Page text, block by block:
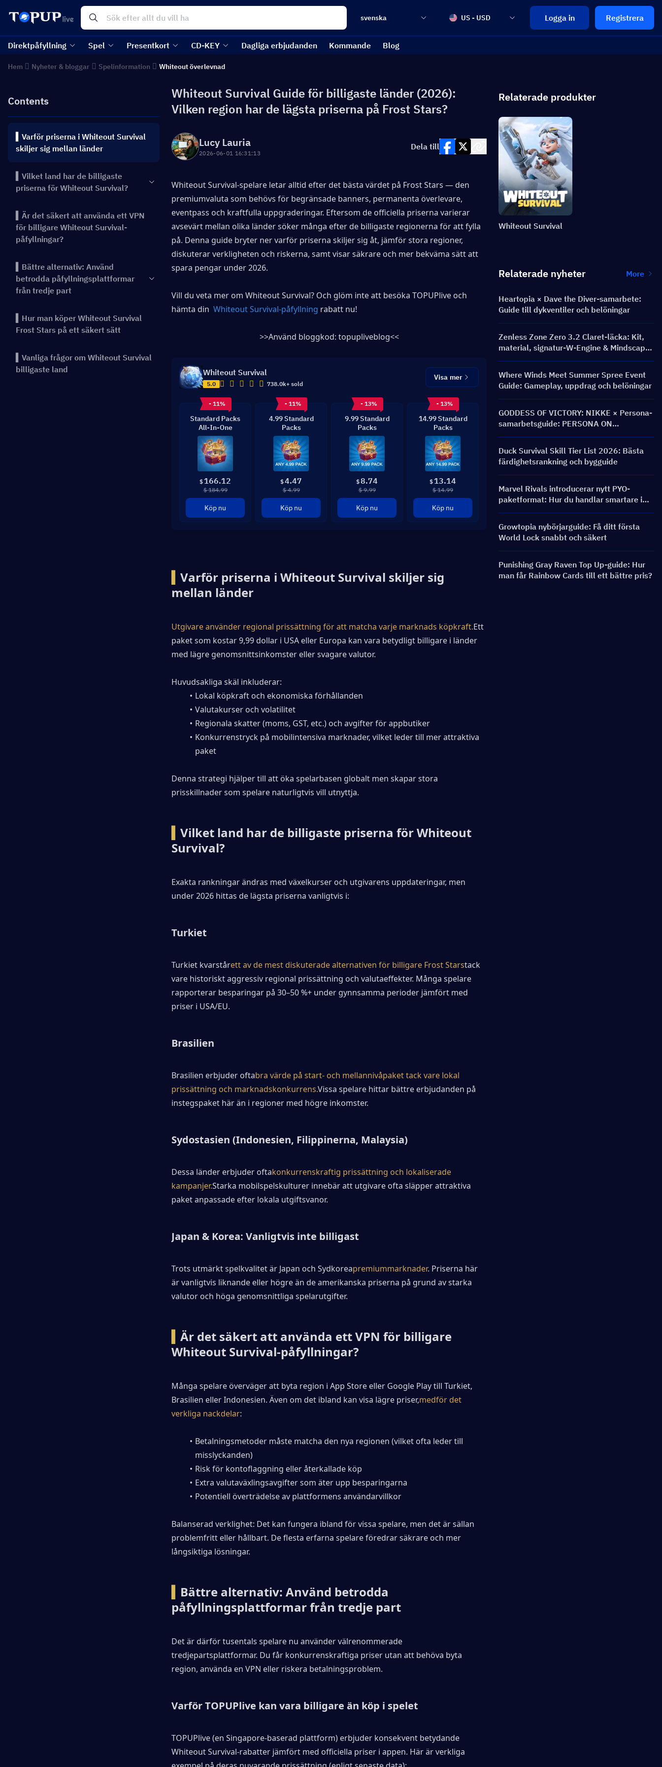
svenska US - USD Logga in Registrera
Direktpåfyllning Spel Presentkort CD-KEY Dagliga erbjudanden Kommande Blog
Hem Nyheter & bloggar Spelinformation Whiteout överlevnad
Contents
▍Varför priserna i Whiteout Survival
skiljer sig mellan länder
▍Vilket land har de billigaste
priserna för Whiteout Survival?
▍Är det säkert att använda ett VPN
för billigare Whiteout Survival-
påfyllningar?
▍Bättre alternativ: Använd
betrodda påfyllningsplattformar
från tredje part
▍Hur man köper Whiteout Survival
Frost Stars på ett säkert sätt
▍Vanliga frågor om Whiteout Survival
billigaste land
Whiteout Survival Guide för billigaste länder (2026):
Vilken region har de lägsta priserna på Frost Stars?
Lucy Lauria
2026-06-01 16:31:13
Dela till
Whiteout Survival-spelare letar alltid efter det bästa värdet på Frost Stars — den
premiumvaluta som behövs för begränsade banners, permanenta överlevare,
eventpass och kraftfulla uppgraderingar. Eftersom de officiella priserna varierar
avsevärt mellan olika länder söker många efter de billigaste regionerna för att fylla
på. Denna guide bryter ner varför priserna skiljer sig åt, jämför stora regioner,
diskuterar verkligheten och riskerna, samt visar säkrare och mer bekväma sätt att
spara pengar under 2026.
Vill du veta mer om Whiteout Survival? Och glöm inte att besöka TOPUPlive och
hämta din Whiteout Survival-påfyllning rabatt nu!
>>Använd bloggkod: topupliveblog<<
Whiteout Survival
5.0 738.0k+ sold
Visa mer
- 11%
Standard Packs
All-In-One
$ 166.12
$ 184.99
Köp nu
- 11%
4.99 Standard
Packs
$4.47
$ 4.99
Köp nu
- 13%
9.99 Standard
Packs
$8.74
$ 9.99
Köp nu
- 13%
14.99 Standard
Packs
$ 13.14
$ 14.99
Köp nu
Varför priserna i Whiteout Survival skiljer sig
mellan länder
Utgivare använder regional prissättning för att matcha varje marknads köpkraft.Ett
paket som kostar 9,99 dollar i USA eller Europa kan vara betydligt billigare i länder
med lägre genomsnittsinkomster eller svagare valutor.
Huvudsakliga skäl inkluderar:
Lokal köpkraft och ekonomiska förhållanden
Valutakurser och volatilitet
Regionala skatter (moms, GST, etc.) och avgifter för appbutiker
Konkurrenstryck på mobilintensiva marknader, vilket leder till mer attraktiva
paket
Denna strategi hjälper till att öka spelarbasen globalt men skapar stora
prisskillnader som spelare naturligtvis vill utnyttja.
Vilket land har de billigaste priserna för Whiteout
Survival?
Exakta rankningar ändras med växelkurser och utgivarens uppdateringar, men
under 2026 hittas de lägsta priserna vanligtvis i:
Turkiet
Turkiet kvarstårett av de mest diskuterade alternativen för billigare Frost Starstack
vare historiskt aggressiv regional prissättning och valutaeffekter. Många spelare
rapporterar besparingar på 30–50 %+ under gynnsamma perioder jämfört med
priser i USA/EU.
Brasilien
Brasilien erbjuder oftabra värde på start- och mellannivåpaket tack vare lokal
prissättning och marknadskonkurrens.Vissa spelare hittar bättre erbjudanden på
instegspaket här än i regioner med högre inkomster.
Sydostasien (Indonesien, Filippinerna, Malaysia)
Dessa länder erbjuder oftakonkurrenskraftig prissättning och lokaliserade
kampanjer.Starka mobilspelskulturer innebär att utgivare ofta släpper attraktiva
paket anpassade efter lokala utgiftsvanor.
Japan & Korea: Vanligtvis inte billigast
Trots utmärkt spelkvalitet är Japan och Sydkoreapremiummarknader. Priserna här
är vanligtvis liknande eller högre än de amerikanska priserna på grund av starka
valutor och höga genomsnittliga spelarutgifter.
Är det säkert att använda ett VPN för billigare
Whiteout Survival-påfyllningar?
Många spelare överväger att byta region i App Store eller Google Play till Turkiet,
Brasilien eller Indonesien. Även om det ibland kan visa lägre priser,medför det
verkliga nackdelar:
Betalningsmetoder måste matcha den nya regionen (vilket ofta leder till
misslyckanden)
Risk för kontoflaggning eller återkallade köp
Extra valutaväxlingsavgifter som äter upp besparingarna
Potentiell överträdelse av plattformens användarvillkor
Balanserad verklighet: Det kan fungera ibland för vissa spelare, men det är sällan
problemfritt eller hållbart. De flesta erfarna spelare föredrar säkrare och mer
långsiktiga lösningar.
Bättre alternativ: Använd betrodda
påfyllningsplattformar från tredje part
Det är därför tusentals spelare nu använder välrenommerade
tredjepartsplattformar. Du får konkurrenskraftiga priser utan att behöva byta
region, använda en VPN eller riskera betalningsproblem.
Varför TOPUPlive kan vara billigare än köp i spelet
TOPUPlive (en Singapore-baserad plattform) erbjuder konsekvent betydande
Whiteout Survival-rabatter jämfört med officiella priser i appen. Här är verkliga
Relaterade produkter
Whiteout Survival
Relaterade nyheter More
Heartopia × Dave the Diver-samarbete:
Guide till dykventiler och belöningar
Zenless Zone Zero 3.2 Claret-läcka: Kit,
material, signatur-W-Engine & Mindscape
Cinema
Where Winds Meet Summer Spree Event
Guide: Gameplay, uppdrag och belöningar
GODDESS OF VICTORY: NIKKE × Persona-
samarbetsguide: PERSONA ON
FRONTLINE-event, karaktärer, banners
och belöningar
Duck Survival Skill Tier List 2026: Bästa
färdighetsrankning och bygguide
Marvel Rivals introducerar nytt PYO-
paketformat: Hur du handlar smartare i
butiksuppdateringen för säsong 9.5
Growtopia nybörjarguide: Få ditt första
World Lock snabbt och säkert
Punishing Gray Raven Top Up-guide: Hur
man får Rainbow Cards till ett bättre pris?